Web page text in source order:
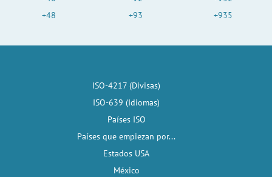
+48
+93
+935
ISO-4217 (Divisas)
ISO-639 (Idiomas)
Países ISO
Países que empiezan por...
Estados USA
México